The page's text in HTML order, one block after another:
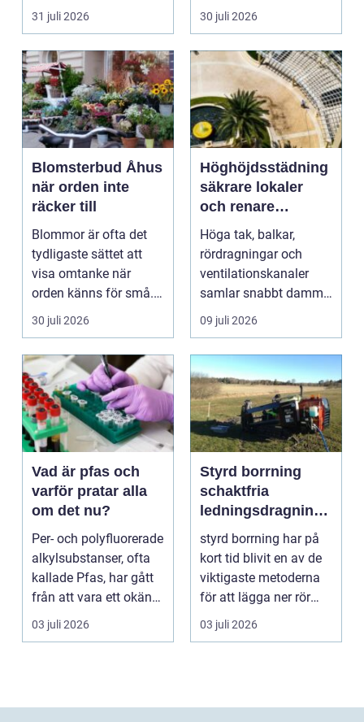
hittar man ett
instrument som bå...
31 juli 2026
per månad. Företa...
30 juli 2026
Blomsterbud Åhus
när orden inte
räcker till
Blommor är ofta det
tydligaste sättet att
visa omtanke när
orden känns för små.
Ett genomtänkt
bloms...
30 juli 2026
Höghöjdsstädning
säkrare lokaler
och renare
arbetsmiljö
Höga tak, balkar,
rördragningar och
ventilationskanaler
samlar snabbt damm,
smuts och partiklar. I
09 juli 2026
Vad är pfas och
varför pratar alla
om det nu?
Per- och polyfluorerade
alkylsubstanser, ofta
kallade Pfas, har gått
från att vara ett okänt
kemiskt...
03 juli 2026
Styrd borrning
schaktfria
ledningsdragninga
r med hög
precision
styrd borrning har på
kort tid blivit en av de
viktigaste metoderna
för att lägga ner rör
och kablar...
03 juli 2026